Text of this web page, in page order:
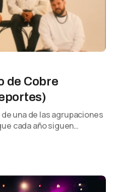
de Cobre
una de las agrupaciones
cada año siguen…